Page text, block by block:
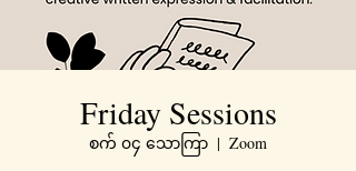
Friday Sessions
စက် ၀၄ သောကြာ
  |
Zoom